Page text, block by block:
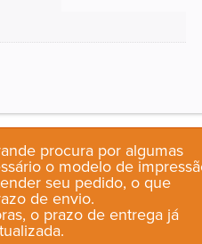
procura por algumas
o modelo de
seu pedido, o que
de envio.
o prazo de entrega já